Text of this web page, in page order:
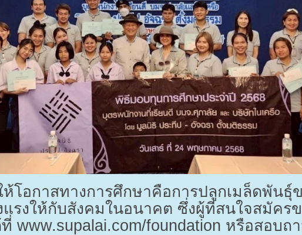
โอกาสทางการศึกษาคือการปลูกเมล็ดพันธุ์
แรงให้กับสังคมในอนาคต ซึ่งผู้ที่สนใจสมัคร
www.supalai.com/foundation หรือสอบถ